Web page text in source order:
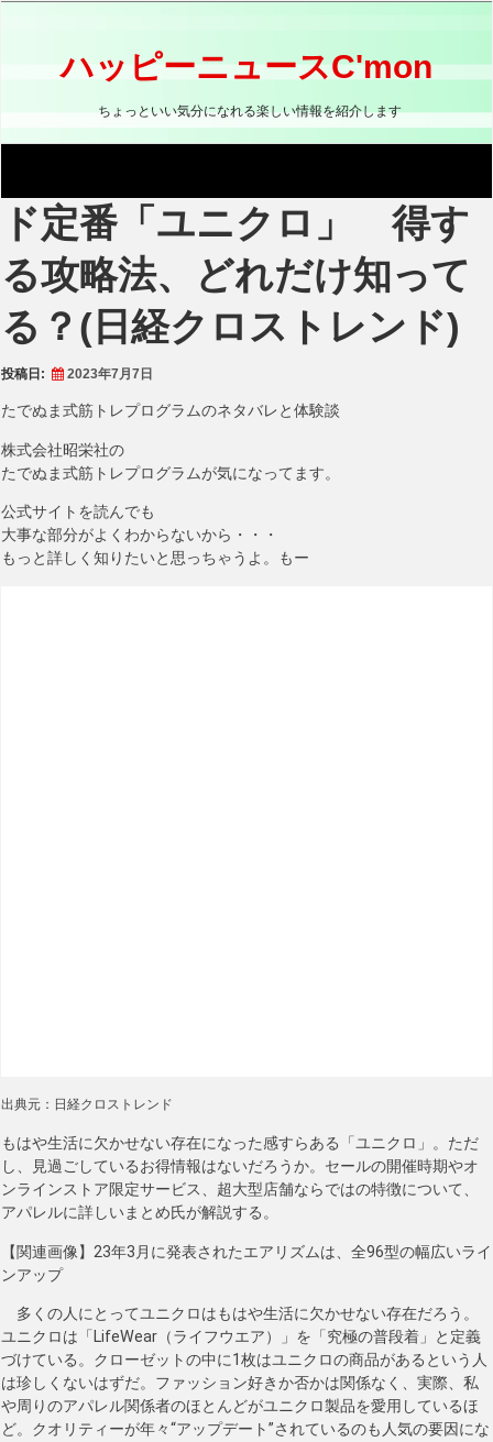
ス
ッ
ハッピーニュースC'mon
ちょっといい気分になれる楽しい情報を紹介します
ド定番「ユニクロ」 得す
る攻略法、どれだけ知って
る？(日経クロストレンド)
投稿日: 2023年7月7日
たでぬま式筋トレプログラムのネタバレと体験談
株式会社昭栄社の
たでぬま式筋トレプログラムが気になってます。
公式サイトを読んでも
大事な部分がよくわからないから・・・
もっと詳しく知りたいと思っちゃうよ。もー
出典元：日経クロストレンド
もはや生活に欠かせない存在になった感すらある「ユニクロ」。ただ
し、見過ごしているお得情報はないだろうか。セールの開催時期やオ
ンラインストア限定サービス、超大型店舗ならではの特徴について、
アパレルに詳しいまとめ氏が解説する。
【関連画像】23年3月に発表されたエアリズムは、全96型の幅広いライ
ンアップ
多くの人にとってユニクロはもはや生活に欠かせない存在だろう。
ユニクロは「LifeWear（ライフウエア）」を「究極の普段着」と定義
づけている。クローゼットの中に1枚はユニクロの商品があるという人
は珍しくないはずだ。ファッション好きか否かは関係なく、実際、私
や周りのアパレル関係者のほとんどがユニクロ製品を愛用しているほ
ど。クオリティーが年々“アップデート”されているのも人気の要因にな